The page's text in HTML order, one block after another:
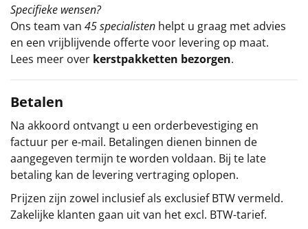
Specifieke wensen?
Ons team van 45 specialisten helpt u graag met advies
en een vrijblijvende offerte voor levering op maat.
Lees meer over kerstpakketten bezorgen.
Betalen
Na akkoord ontvangt u een orderbevestiging en
factuur per e-mail. Betalingen dienen binnen de
aangegeven termijn te worden voldaan. Bij te late
betaling kan de levering vertraging oplopen.
Prijzen zijn zowel inclusief als exclusief BTW vermeld.
Zakelijke klanten gaan uit van het excl. BTW-tarief.